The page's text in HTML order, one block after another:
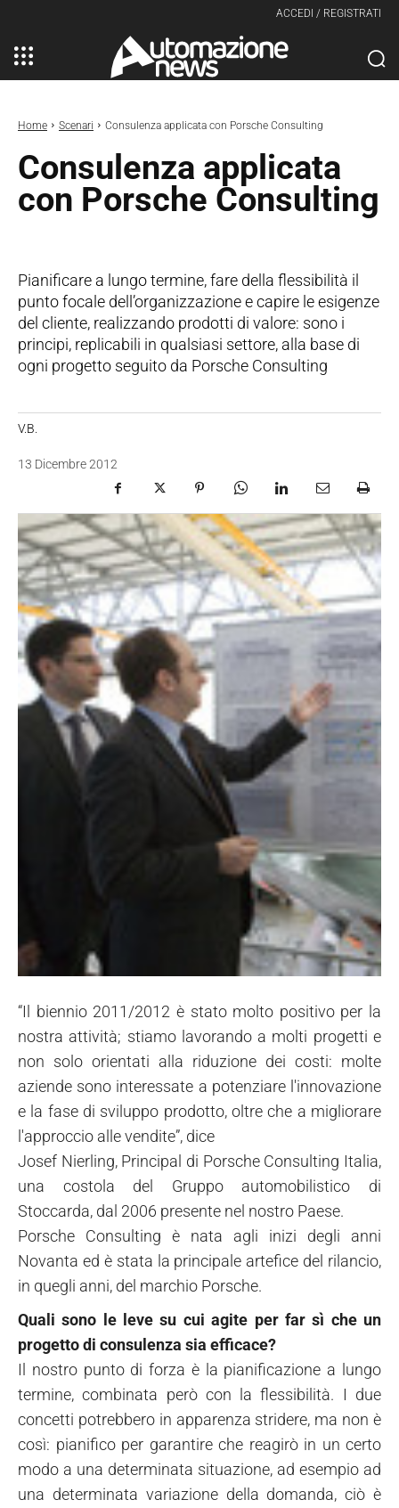
ACCEDI / REGISTRATI
Home Scenari Consulenza applicata con Porsche Consulting
Consulenza applicata
con Porsche Consulting
Pianificare a lungo termine, fare della flessibilità il
punto focale dell’organizzazione e capire le esigenze
del cliente, realizzando prodotti di valore: sono i
principi, replicabili in qualsiasi settore, alla base di
ogni progetto seguito da Porsche Consulting
V.B.
13 Dicembre 2012
“Il biennio 2011/2012 è stato molto positivo per la
nostra attività; stiamo lavorando a molti progetti e
non solo orientati alla riduzione dei costi: molte
aziende sono interessate a potenziare l'innovazione
e la fase di sviluppo prodotto, oltre che a migliorare
l'approccio alle vendite”, dice
Josef Nierling, Principal di Porsche Consulting Italia,
una costola del Gruppo automobilistico di
Stoccarda, dal 2006 presente nel nostro Paese.
Porsche Consulting è nata agli inizi degli anni
Novanta ed è stata la principale artefice del rilancio,
in quegli anni, del marchio Porsche.
Quali sono le leve su cui agite per far sì che un
progetto di consulenza sia efficace?
Il nostro punto di forza è la pianificazione a lungo
termine, combinata però con la flessibilità. I due
concetti potrebbero in apparenza stridere, ma non è
così: pianifico per garantire che reagirò in un certo
modo a una determinata situazione, ad esempio ad
una determinata variazione della domanda, ciò è